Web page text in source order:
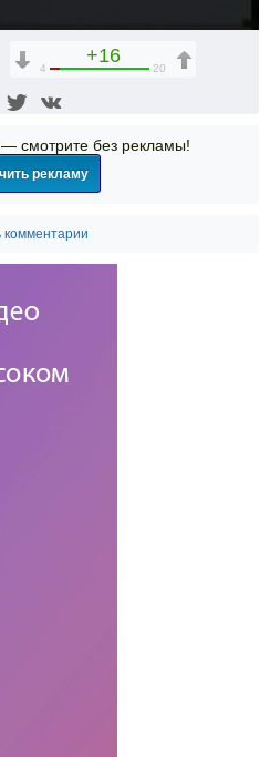
+16
4 20
смотрите без рекламы!
рекламу
комментарии